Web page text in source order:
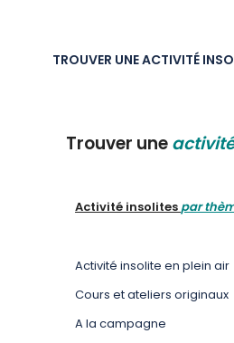
TROUVER UNE ACTIVITÉ
Trouver une
Activité insolitespar
Activité insolite en plein air
Cours et ateliers originaux
A la campagne